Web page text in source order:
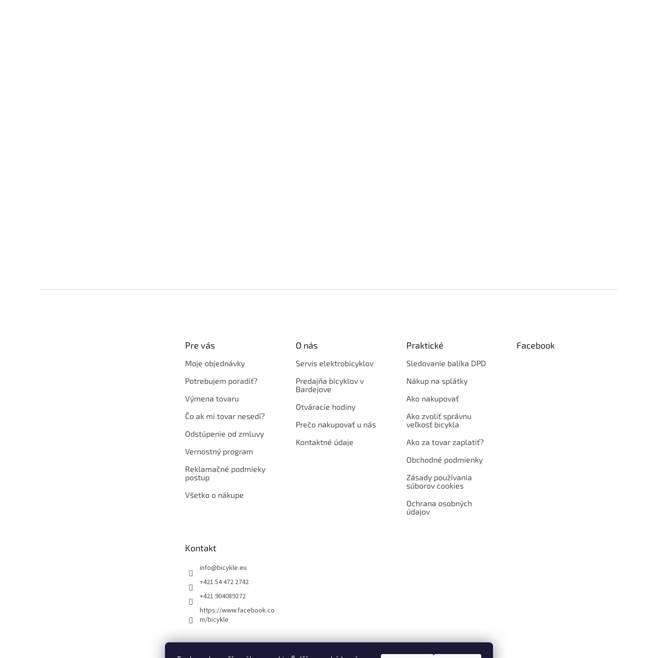
Pre vás
Moje objednávky
Potrebujem poradiť?
Výmena tovaru
Čo ak mi tovar nesedí?
Odstúpenie od zmluvy
Vernostný program
Reklamačné podmieky
postup
Všetko o nákupe
O nás
Servis elektrobicyklov
Predajňa bicyklov v
Bardejove
Otváracie hodiny
Prečo nakupovať u nás
Kontaktné údaje
Praktické
Sledovanie balíka DPD
Nákup na splátky
Ako nakupovať
Ako zvoliť správnu
veľkosť bicykla
Ako za tovar zaplatiť?
Obchodné podmienky
Zásady používania
súborov cookies
Ochrana osobných
údajov
Facebook
Kontakt
info@bicykle.eu
+421 54 472 2742
+421 904089272
https://www.facebook.co
m/bicykle